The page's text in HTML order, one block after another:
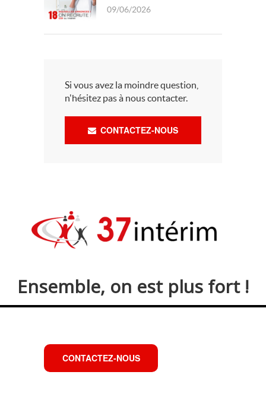
09/06/2026
Si vous avez la moindre question,
n'hésitez pas à nous contacter.
CONTACTEZ-NOUS
Ensemble, on est plus fort !
CONTACTEZ-NOUS